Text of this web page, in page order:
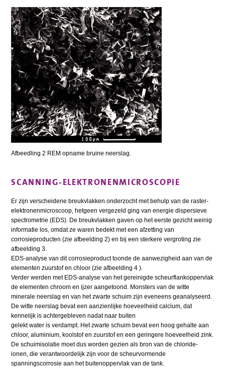
Afbeedling 2 REM opname bruine neerslag.
SCANNING-ELEKTRONENMICROSCOPIE
Er zijn verscheidene breukvlakken onderzocht met behulp van de raster-
elektronenmicroscoop, hetgeen vergezeld ging van energie dispersieve
spectrometrie (EDS). De breukvlakken gaven op het eerste gezicht weinig
informatie los, omdat ze waren bedekt met een afzetting van
corrosieproducten (zie afbeelding 2) en bij een sterkere vergroting zie
afbeelding 3.
EDS-analyse van dit corrosieproduct toonde de aanwezigheid aan van de
elementen zuurstof en chloor (zie afbeelding 4 ).
Verder werden met EDS-analyse van het gereinigde scheurflankoppervlak
de elementen chroom en ijzer aangetoond. Monsters van de witte
minerale neerslag en van het zwarte schuim zijn eveneens geanalyseerd.
De witte neerslag bevat een aanzienlijke hoeveelheid calcium, dat
kennelijk is achtergebleven nadat naar buiten
gelekt water is verdampt. Het zwarte schuim bevat een hoog gehalte aan
chloor, aluminium, koolstof en zuurstof en een geringere hoeveelheid zink.
De schuimisolatie moet dus worden gezien als bron van de chloride-
ionen, die verantwoordelijk zijn voor de scheurvormende
spanningscorrosie aan het buitenoppervlak van de tank.